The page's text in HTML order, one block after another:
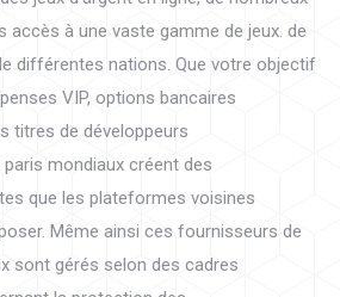
accès à une vaste gamme de jeux. de
différentes nations. Que votre objectif
VIP, options bancaires
titres de développeurs
mondiaux créent des
que les plateformes voisines
Même ainsi ces fournisseurs de
sont gérés selon des cadres